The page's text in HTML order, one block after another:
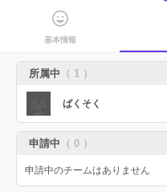
基本情報
所属中 （ 1 ）
ばくそく
申請中 （ 0 ）
申請中のチームはありません